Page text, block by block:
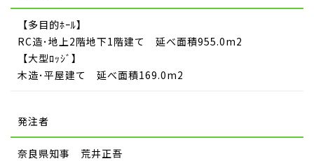
【多目的ﾎｰﾙ】
RC造･地上2階地下1階建て 延べ面積955.0m2
【大型ﾛｯｼﾞ】
木造･平屋建て 延べ面積169.0m2
発注者
奈良県知事 荒井正吾